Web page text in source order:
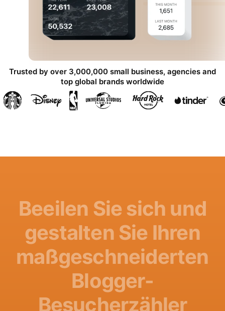
Trusted by over 3,000,000 small business, agencies and
top global brands worldwide
Beeilen Sie sich und
gestalten Sie Ihren
maßgeschneiderten
Blogger-
Besucherzähler